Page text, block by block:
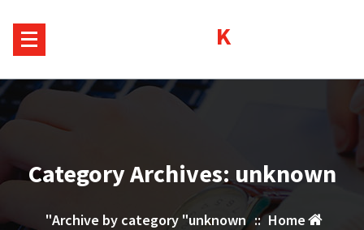
Category Archives: unknown
Home
::
Archive by category "unknown"